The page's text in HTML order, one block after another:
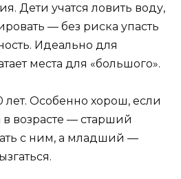
Дети учатся ловить воду,
— без риска упасть
Идеально для
места для «большого».
лет. Особенно хорош, если
в возрасте — старший
с ним, а младший —